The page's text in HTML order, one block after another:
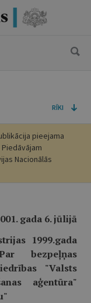
RĪKI
pieejama
Nacionālās
gada 6. jūlijā
1999.gada
bezpeļņas
"Valsts
aģentūra"